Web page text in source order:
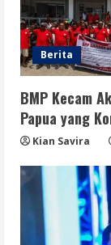
Berita
BMP Kecam
Papua yang
Kian Savira